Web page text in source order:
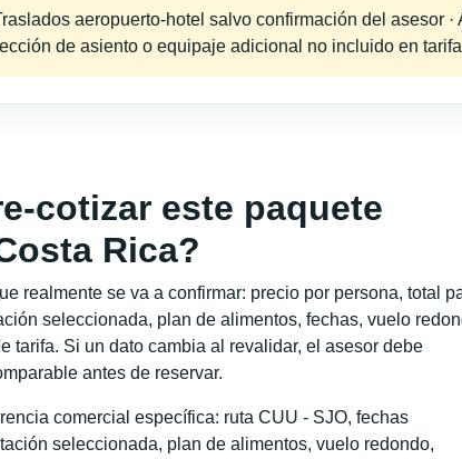
aeropuerto-hotel salvo confirmación del asesor
de asiento o equipaje adicional no incluido en
cotizar este paquete
Rica?
realmente se va a confirmar: precio por persona, total
seleccionada, plan de alimentos, fechas, vuelo
tarifa. Si un dato cambia al revalidar, el asesor debe
antes de reservar.
comercial específica: ruta CUU - SJO, fechas
seleccionada, plan de alimentos, vuelo redondo,